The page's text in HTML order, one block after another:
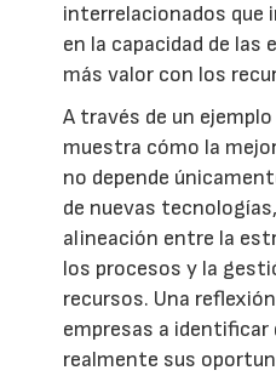
interrelacionados que
en la capacidad de las
más valor con los
A través de un
muestra cómo la
no depende
de nuevas
alineación entre la
los procesos y la
recursos. Una
empresas a
realmente sus